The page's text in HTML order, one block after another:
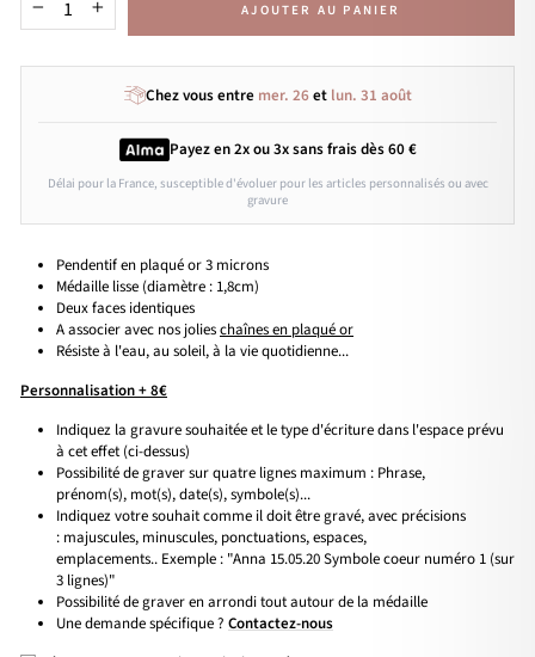
+ AJOUTER AU PANIER
Chez vous entre mer. 26et lun. 31 août
Payez en 2x ou 3xsans fraisdès 60 €
Délai pour la France, susceptible d'évoluer pour les articles personnalisés ou avec
gravure
Pendentif en plaqué or 3 microns
Médaille lisse (diamètre : 1,8cm)
Deux faces identiques
A associer avec nos jolieschaînes en plaqué or
Résiste à l'eau, au soleil, à la vie quotidienne...
Personnalisation + 8€
Indiquez la gravure souhaitée et le type d'écriture dans l'espace prévu
à cet effet (ci-dessus)
Possibilité de graver sur quatre lignes maximum : Phrase,
prénom(s), mot(s), date(s), symbole(s)...
Indiquez votre souhait comme il doit être gravé, avec précisions
: majuscules, minuscules, ponctuations, espaces,
emplacements.. Exemple : "Anna 15.05.20 Symbole coeur numéro 1 (sur
3 lignes)"
Possibilité de graver en arrondi tout autour de la médaille
Une demande spécifique ? Contactez-nous